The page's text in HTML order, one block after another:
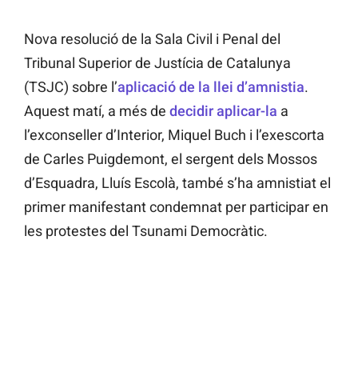
Nova resolució de la Sala Civil i Penal del
Tribunal Superior de Justícia de Catalunya
(TSJC) sobre l’aplicació de la llei d’amnistia.
Aquest matí, a més de decidir aplicar-la a
l’exconseller d’Interior, Miquel Buch i l’exescorta
de Carles Puigdemont, el sergent dels Mossos
d’Esquadra, Lluís Escolà, també s’ha amnistiat el
primer manifestant condemnat per participar en
les protestes del Tsunami Democràtic.